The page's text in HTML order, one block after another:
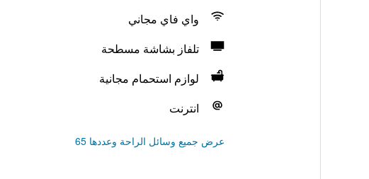
واي فاي مجاني
تلفاز بشاشة مسطحة
لوازم استحمام مجانية
انترنت
عرض جميع وسائل الراحة وعددها 65